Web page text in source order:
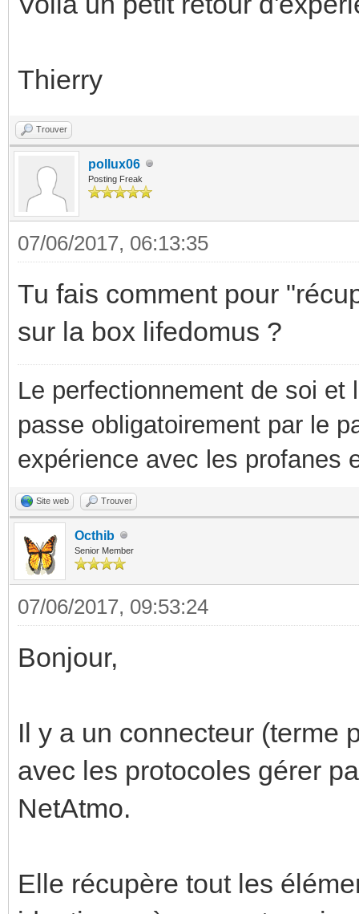
Thierry
Trouver
pollux06
Posting Freak
07/06/2017, 06:13:35
Tu fais comment pour
sur la box lifedomus ?
Le perfectionnement de soi
passe obligatoirement par le
expérience avec les profanes
Site web Trouver
Octhib
Senior Member
07/06/2017, 09:53:24
Bonjour,
Il y a un connecteur (terme
avec les protocoles gérer
NetAtmo.
Elle récupère tout les